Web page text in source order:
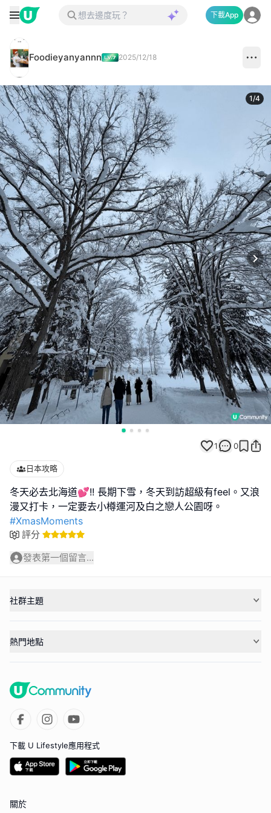
下載App
Foodieyanyannn 2025/12/18
1/4
1 0
日本攻略
冬天必去北海道💕!! 長期下雪，冬天到訪超級有feel。又浪
#XmasMoments
評分
發表第一個留言...
社群主題
熱門地點
下載 U Lifestyle應用程式
關於